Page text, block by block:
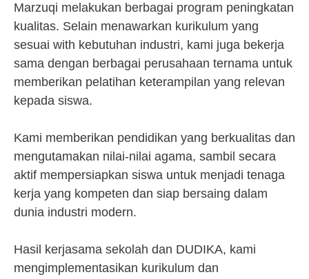
Marzuqi melakukan berbagai program peningkatan
kualitas. Selain menawarkan kurikulum yang
sesuai with kebutuhan industri, kami juga bekerja
sama dengan berbagai perusahaan ternama untuk
memberikan pelatihan keterampilan yang relevan
kepada siswa.
Kami memberikan pendidikan yang berkualitas dan
mengutamakan nilai-nilai agama, sambil secara
aktif mempersiapkan siswa untuk menjadi tenaga
kerja yang kompeten dan siap bersaing dalam
dunia industri modern.
Hasil kerjasama sekolah dan DUDIKA, kami
mengimplementasikan kurikulum dan